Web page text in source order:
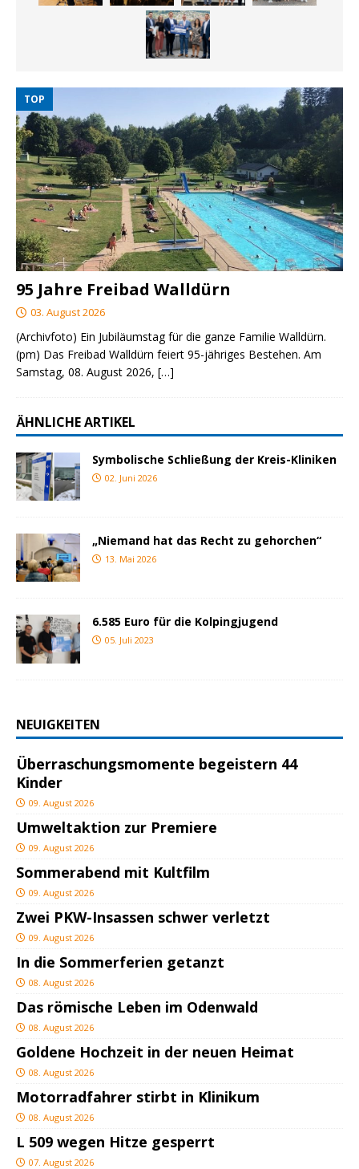
TOP
95 Jahre Freibad Walldürn
03. August 2026
(Archivfoto) Ein Jubiläumstag für die ganze Familie Walldürn.
(pm) Das Freibad Walldürn feiert 95-jähriges Bestehen. Am
Samstag, 08. August 2026, […]
ÄHNLICHE ARTIKEL
Symbolische Schließung der Kreis-Kliniken
02. Juni 2026
„Niemand hat das Recht zu gehorchen“
13. Mai 2026
6.585 Euro für die Kolpingjugend
05. Juli 2023
NEUIGKEITEN
Überraschungsmomente begeistern 44
Kinder
09. August 2026
Umweltaktion zur Premiere
09. August 2026
Sommerabend mit Kultfilm
09. August 2026
Zwei PKW-Insassen schwer verletzt
09. August 2026
In die Sommerferien getanzt
08. August 2026
Das römische Leben im Odenwald
08. August 2026
Goldene Hochzeit in der neuen Heimat
08. August 2026
Motorradfahrer stirbt in Klinikum
08. August 2026
L 509 wegen Hitze gesperrt
07. August 2026